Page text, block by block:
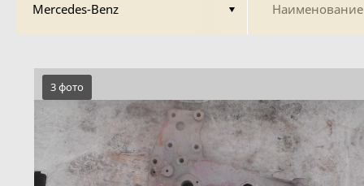
Mercedes-Benz Наименование
3 фото